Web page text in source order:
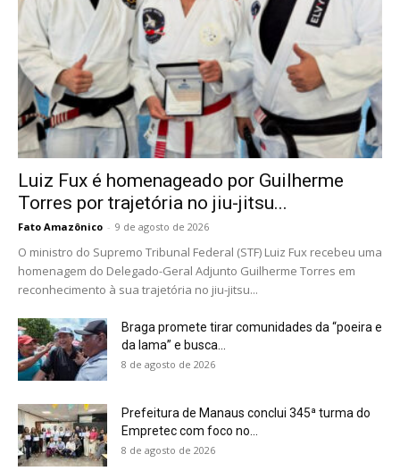
Luiz Fux é homenageado por Guilherme
Torres por trajetória no jiu-jitsu...
Fato Amazônico - 9 de agosto de 2026
O ministro do Supremo Tribunal Federal (STF) Luiz Fux recebeu uma
homenagem do Delegado-Geral Adjunto Guilherme Torres em
reconhecimento à sua trajetória no jiu-jitsu...
Braga promete tirar comunidades da “poeira e
da lama” e busca...
8 de agosto de 2026
Prefeitura de Manaus conclui 345ª turma do
Empretec com foco no...
8 de agosto de 2026